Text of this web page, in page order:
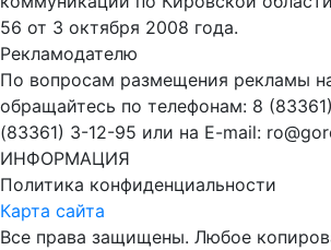
56 от 3 октября 2008 года.
Рекламодателю
По вопросам размещения рекламы
обращайтесь по телефонам: 8
(83361) 3-12-95 или на E-mail:
ИНФОРМАЦИЯ
Политика конфиденциальности
Карта сайта
Все права защищены. Любое